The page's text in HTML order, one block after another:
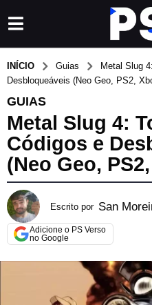
INÍCIO Guias
Metal Slug
Desbloqueáveis (Neo Geo, PS2,
GUIAS
Metal Slug 4:
Códigos e
(Neo Geo,
Escrito por San
Adicione o PS Verso
no Google